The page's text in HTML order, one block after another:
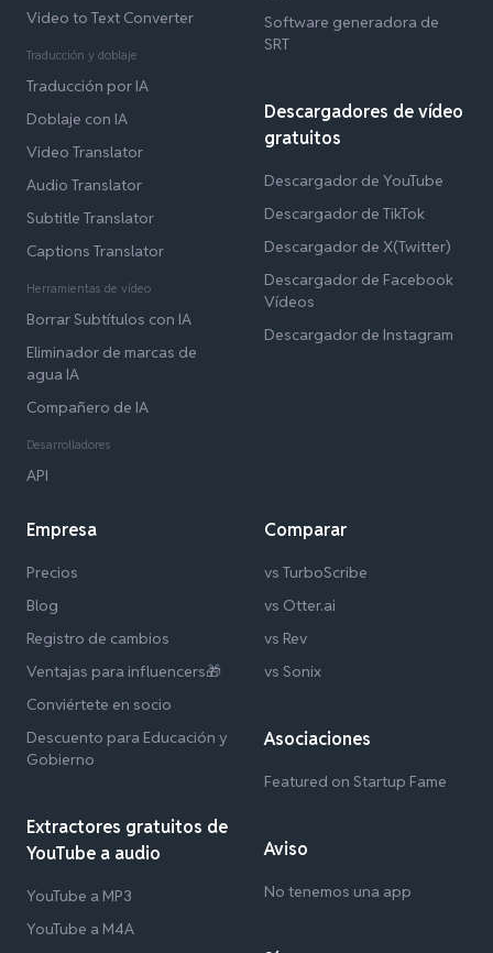
Video to Text Converter
Traducción y doblaje
Traducción por IA
Doblaje con IA
Video Translator
Audio Translator
Subtitle Translator
Captions Translator
Herramientas de vídeo
Borrar Subtítulos con IA
Eliminador de marcas de
agua IA
Compañero de IA
Desarrolladores
API
Software generadora de
SRT
Descargadores de vídeo
gratuitos
Descargador de YouTube
Descargador de TikTok
Descargador de X(Twitter)
Descargador de Facebook
Vídeos
Descargador de Instagram
Empresa
Precios
Blog
Registro de cambios
Ventajas para influencers🎁
Conviértete en socio
Descuento para Educación y
Gobierno
Extractores gratuitos de
YouTube a audio
YouTube a MP3
YouTube a M4A
Comparar
vs TurboScribe
vs Otter.ai
vs Rev
vs Sonix
Asociaciones
Featured on Startup Fame
Aviso
No tenemos una app